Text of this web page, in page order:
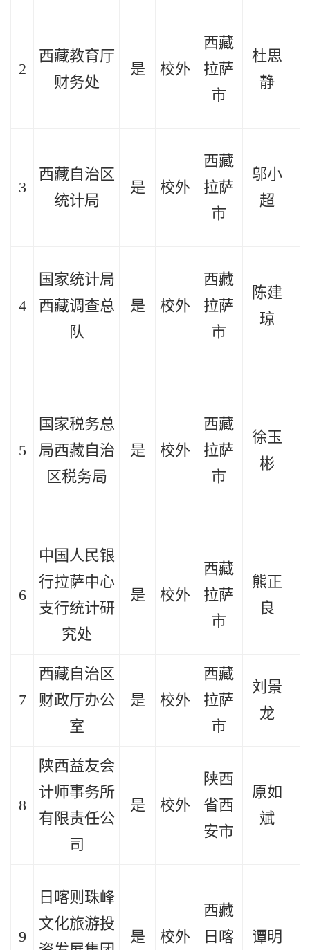
2
西藏教育厅
财务处
是 校外
西藏
拉萨
市
杜思
静
3
西藏自治区
统计局
是 校外
西藏
拉萨
市
邬小
超
4
国家统计局
西藏调查总
队
是 校外
西藏
拉萨
市
陈建
琼
5
国家税务总
局西藏自治
区税务局
是 校外
西藏
拉萨
市
徐玉
彬
6
中国人民银
行拉萨中心
支行统计研
究处
是 校外
西藏
拉萨
市
熊正
良
7
西藏自治区
财政厅办公
室
是 校外
西藏
拉萨
市
刘景
龙
8
陕西益友会
计师事务所
有限责任公
司
是 校外
陕西
省西
安市
原如
斌
9
日喀则珠峰
文化旅游投
是 校外
西藏
日喀
谭明